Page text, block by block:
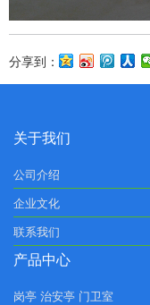
分享到：
关于我们
公司介绍
企业文化
联系我们
产品中心
岗亭 治安亭 门卫室